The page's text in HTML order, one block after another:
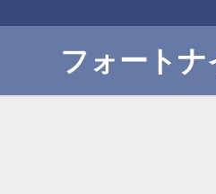
フォート